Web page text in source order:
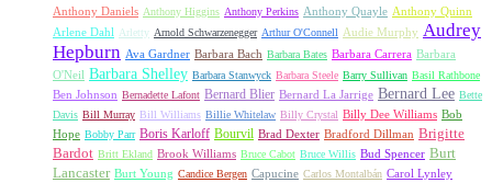
Anthony Daniels Anthony Higgins Anthony Perkins Anthony Quayle Anthony Quinn
Arlene Dahl
Arletty Arnold Schwarzenegger Arthur O'Connell Audie Murphy Audrey
Hepburn Ava Gardner Barbara Bach Barbara Bates Barbara Carrera Barbara
O'Neil Barbara Shelley Barbara Stanwyck Barbara Steele Barry Sullivan Basil Rathbone
Ben Johnson Bernadette Lafont Bernard Blier Bernard La Jarrige Bernard Lee Bette
Davis Bill Murray Bill Williams Billie Whitelaw Billy Crystal Billy Dee Williams Bob
Hope Bobby Parr Boris Karloff Bourvil Brad Dexter Bradford Dillman Brigitte
Bardot Britt Ekland Brook Williams Bruce Cabot Bruce Willis Bud Spencer Burt
Lancaster Burt Young Candice Bergen Capucine Carlos Montalbán Carol Lynley